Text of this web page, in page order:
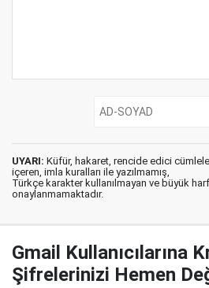
UYARI: Küfür, hakaret, rencide edici
içeren, imla kuralları ile yazılmamış,
Türkçe karakter kullanılmayan ve büyük
onaylanmamaktadır.
Gmail Kullanıcılarına
Şifrelerinizi Hemen